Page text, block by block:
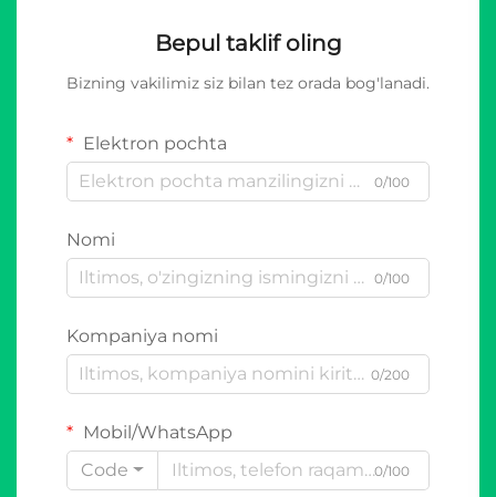
Bepul taklif oling
Bizning vakilimiz siz bilan tez orada bog'lanadi.
Elektron pochta
0/100
Nomi
0/100
Kompaniya nomi
0/200
Mobil/WhatsApp
Code
0/100